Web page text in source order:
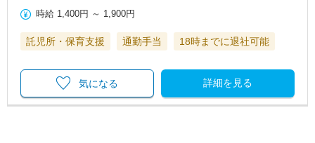
時給 1,400円 ～ 1,900円
託児所・保育支援 通勤手当 18時までに退社可能
詳細を見る
気になる